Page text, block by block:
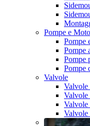
Pompe e
Pompe
Pompe
Pompe
Pompe
Valvole
Valvole
Valvole
Valvole
Valvole